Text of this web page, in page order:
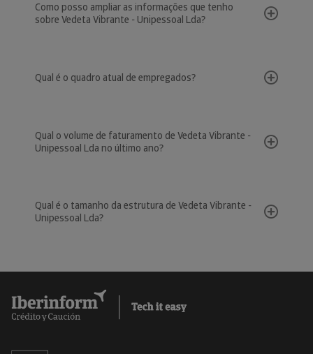
Como posso ampliar as informações que tenho
sobre Vedeta Vibrante - Unipessoal Lda?
Qual é o quadro atual de empregados?
Qual o volume de faturamento de Vedeta Vibrante -
Unipessoal Lda no último ano?
Qual é o tamanho da estrutura de Vedeta Vibrante -
Unipessoal Lda?